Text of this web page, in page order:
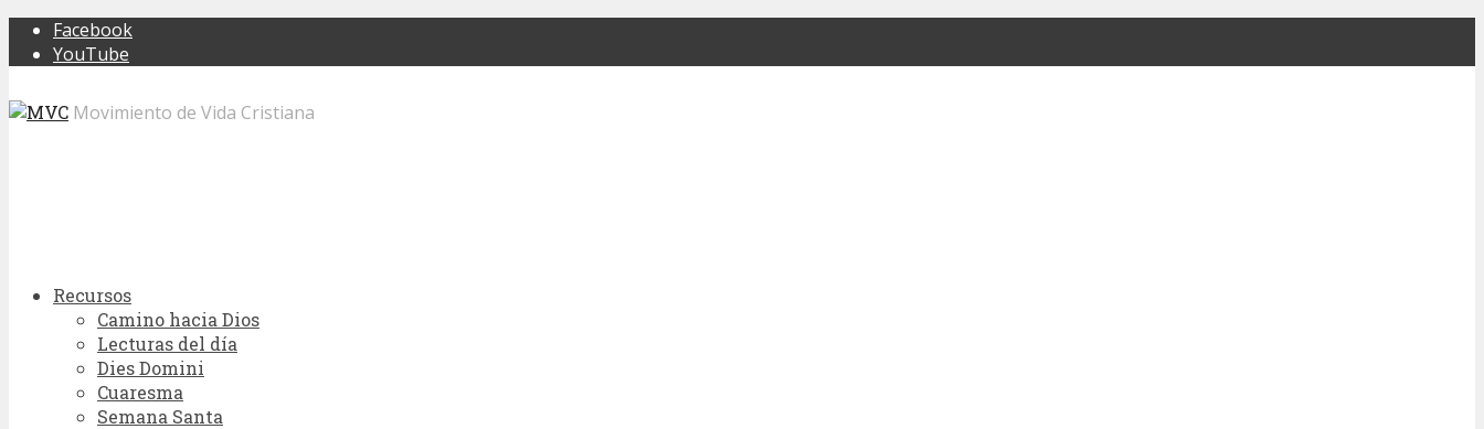
Facebook
YouTube
Movimiento de Vida Cristiana
Recursos
Camino hacia Dios
Lecturas del día
Dies Domini
Cuaresma
Semana Santa